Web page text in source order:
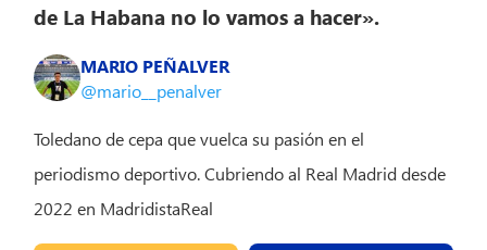
de La Habana no lo vamos a hacer».
MARIO PEÑALVER
@mario__penalver
Toledano de cepa que vuelca su pasión en el
periodismo deportivo. Cubriendo al Real Madrid desde
2022 en MadridistaReal